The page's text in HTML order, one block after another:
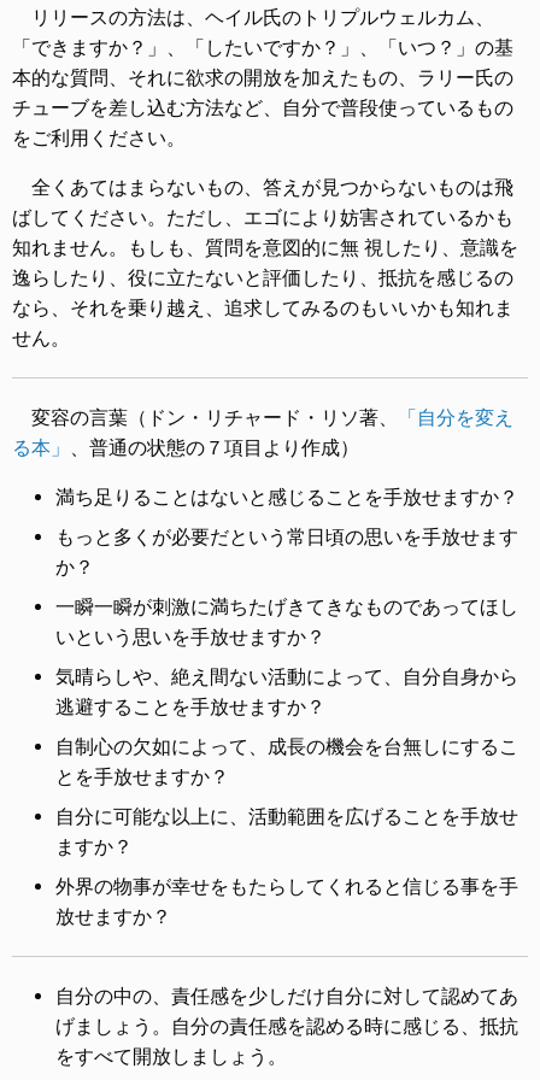
リリースの方法は、ヘイル氏のトリプルウェルカム、
「できますか？」、「したいですか？」、「いつ？」の基
本的な質問、それに欲求の開放を加えたもの、ラリー氏の
チューブを差し込む方法など、自分で普段使っているもの
をご利用ください。
全くあてはまらないもの、答えが見つからないものは飛
ばしてください。ただし、エゴにより妨害されているかも
知れません。もしも、質問を意図的に無 視したり、意識を
逸らしたり、役に立たないと評価したり、抵抗を感じるの
なら、それを乗り越え、追求してみるのもいいかも知れま
せん。
変容の言葉（ドン・リチャード・リソ著、
「自分を変え
る本」 、普通の状態の７項目より作成）
満ち足りることはないと感じることを手放せますか？
もっと多くが必要だという常日頃の思いを手放せます
か？
一瞬一瞬が刺激に満ちたげきてきなものであってほし
いという思いを手放せますか？
気晴らしや、絶え間ない活動によって、自分自身から
逃避することを手放せますか？
自制心の欠如によって、成長の機会を台無しにするこ
とを手放せますか？
自分に可能な以上に、活動範囲を広げることを手放せ
ますか？
外界の物事が幸せをもたらしてくれると信じる事を手
放せますか？
自分の中の、責任感を少しだけ自分に対して認めてあ
げましょう。自分の責任感を認める時に感じる、抵抗
をすべて開放しましょう。